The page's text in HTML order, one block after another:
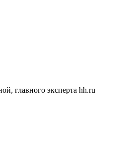
главного эксперта hh.ru